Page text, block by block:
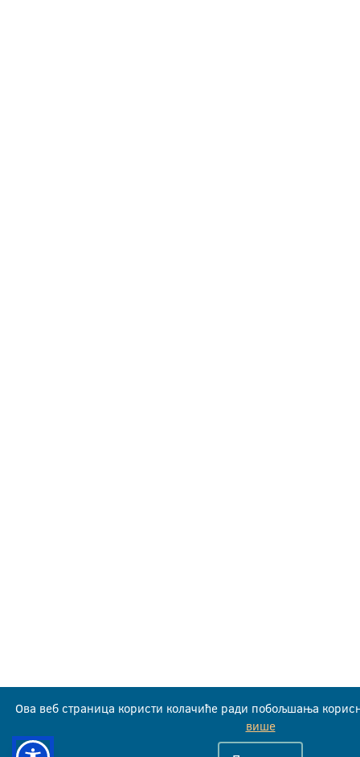
Ова веб страница користи колачиће ради побољшања
више